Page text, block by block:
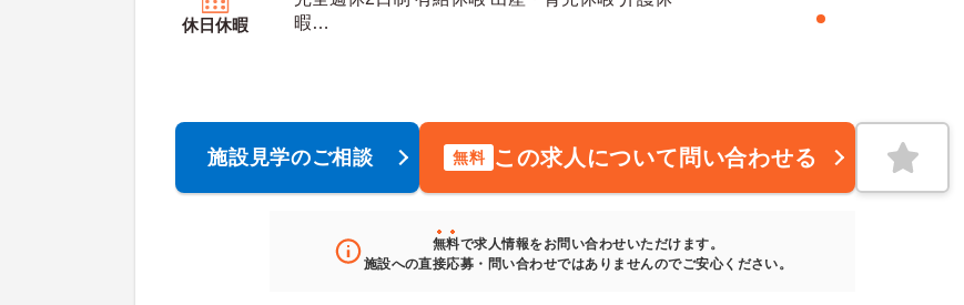
休日休暇
暇
施設見学のご相談 無料 この求人について問い合わせる
無料で求人情報をお問い合わせいただけます。
施設への直接応募・問い合わせではありませんのでご安心ください。